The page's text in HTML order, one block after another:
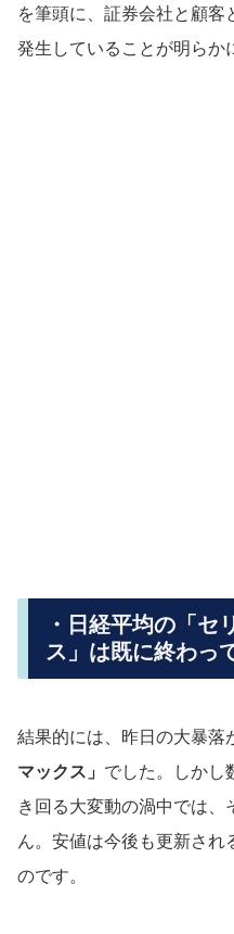
を筆頭に、証券会社と顧
発生していることが明らか
・日経平均の「セ
ス」は既に終わっ
結果的には、昨日の大暴落
マックス」 でした。しかし
き回る大変動の渦中では
ん。安値は今後も更新され
のです。